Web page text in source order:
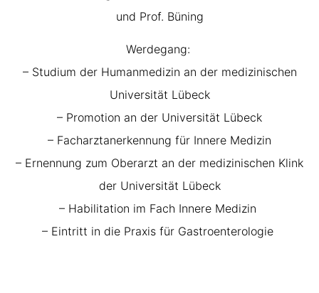
und Prof. Büning
Werdegang:
– Studium der Humanmedizin an der medizinischen
Universität Lübeck
– Promotion an der Universität Lübeck
– Facharztanerkennung für Innere Medizin
– Ernennung zum Oberarzt an der medizinischen Klink
der Universität Lübeck
– Habilitation im Fach Innere Medizin
– Eintritt in die Praxis für Gastroenterologie